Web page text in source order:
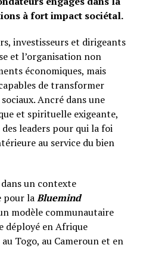
à fort impact sociétal.
investisseurs et dirigeants
et l’organisation non
économiques, mais
de transformer
Ancré dans une
et spirituelle exigeante,
leaders pour qui la foi
au service du bien
un contexte
pour laBluemind
modèle communautaire
déployé en Afrique
Togo, au Cameroun et en